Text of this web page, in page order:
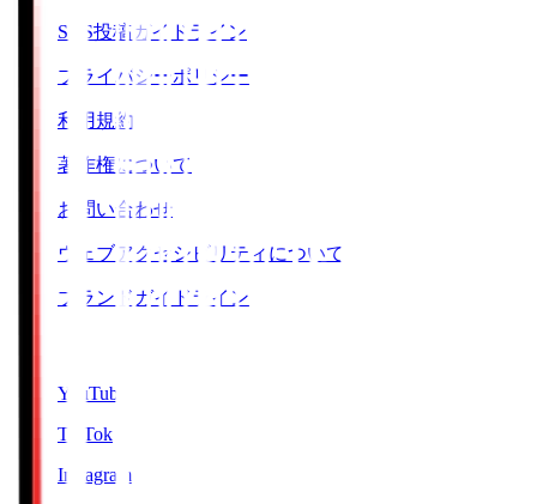
SNS投稿ガイドライン
プライバシーポリシー
利用規約
著作権について
お問い合わせ
ウェブアクセシビリティについて
ブランドガイドライン
YouTube
TikTok
Instagram